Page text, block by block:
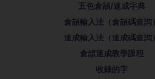
五色倉頡/速成字典
倉頡輸入法（倉頡碼查詢）
速成輸入法（速成碼查詢）
倉頡速成教學課程
收錄的字